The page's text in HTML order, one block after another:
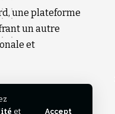
et Accept
une plateforme
un autre
et